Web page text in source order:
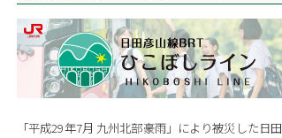
「平成29年7月 九州北部豪雨」により被災した日田